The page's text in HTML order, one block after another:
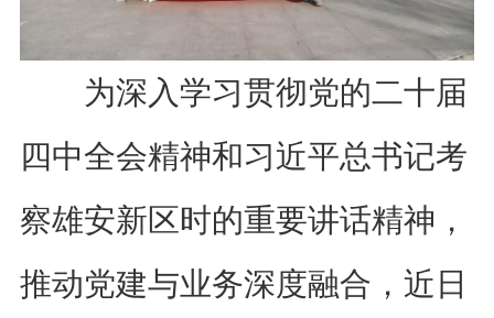
为深入学习贯彻党的二十届
四中全会精神和习近平总书记考
察雄安新区时的重要讲话精神，
推动党建与业务深度融合，近日